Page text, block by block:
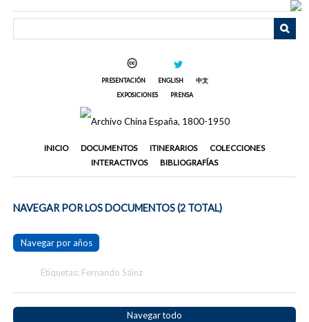
PRESENTACIÓN ENGLISH
中文
EXPOSICIONES
PRENSA
INICIO DOCUMENTOS ITINERARIOS
COLECCIONES
INTERACTIVOS
BIBLIOGRAFÍAS
NAVEGAR POR LOS DOCUMENTOS (2 TOTAL)
Navegar por años
Etiquetas: Fernando Sáinz
Navegar todo